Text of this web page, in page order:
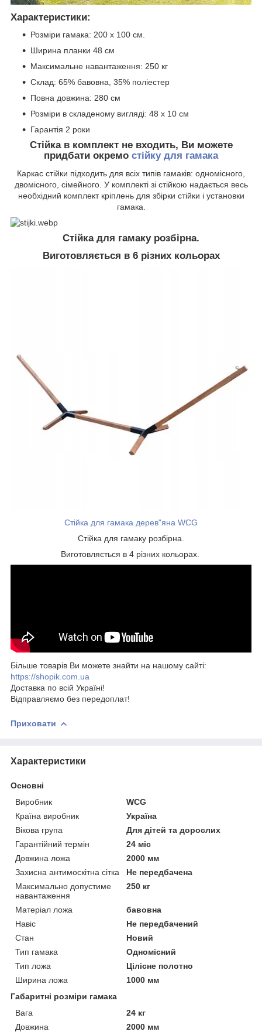
Характеристики:
Розміри гамака: 200 х 100 см.
Ширина планки 48 см
Максимальне навантаження: 250 кг
Склад: 65% бавовна, 35% поліестер
Повна довжина: 280 см
Розміри в складеному вигляді: 48 х 10 см
Гарантія 2 роки
Стійка в комплект не входить, Ви можете
придбати окремо стійку для гамака
Каркас стійки підходить для всіх типів гамаків: одномісного,
двомісного, сімейного. У комплекті зі стійкою надається весь
необхідний комплект кріплень для збірки стійки і установки
гамака.
Стійка для гамаку розбірна.
Виготовляється в 6 різних кольорах
Стійка для гамака дерев"яна WCG
Стійка для гамаку розбірна.
Виготовляється в 4 різних кольорах.
Більше товарів Ви можете знайти на нашому сайті:
https://shopik.com.ua
Доставка по всій Україні!
Відправляємо без передоплат!
Приховати
Характеристики
Основні
Виробник
WCG
Країна виробник
Україна
Вікова група
Для дітей та дорослих
Гарантійний термін
24 міс
Довжина ложа
2000 мм
Захисна антимоскітна сітка
Не передбачена
Максимально допустиме
навантаження
250 кг
Матеріал ложа
бавовна
Навіс
Не передбачений
Стан
Новий
Тип гамака
Одномісний
Тип ложа
Цілісне полотно
Ширина ложа
1000 мм
Габаритні розміри гамака
Вага
24 кг
Довжина
2000 мм